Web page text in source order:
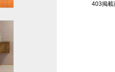
403掲載